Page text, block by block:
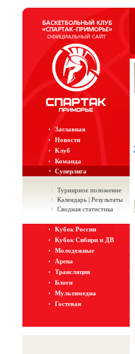
Заглавная
Новости
Клуб
Команда
Суперлига
Турнирное положение
Календарь | Результаты
Сводная статистика
Кубок России
Кубок Сибири и ДВ
Молодежные
Арена
Трансляция
Блоги
Мультимедиа
Гостевая